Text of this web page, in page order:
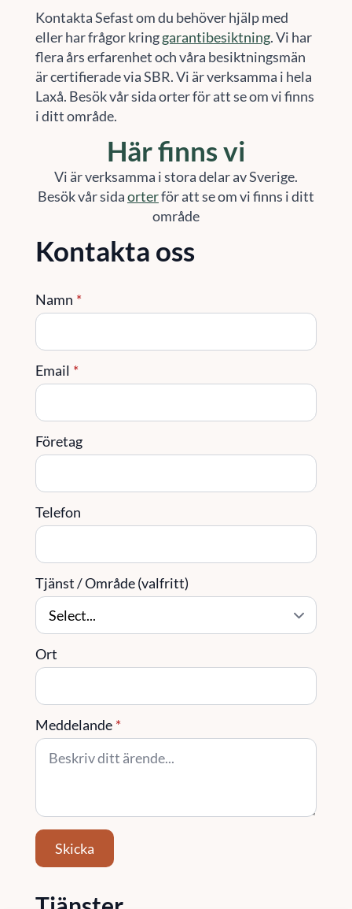
Kontakta Sefast om du behöver hjälp med
eller har frågor kringgarantibesiktning. Vi har
flera års erfarenhet och våra besiktningsmän
är certifierade via SBR. Vi är verksamma i hela
Laxå. Besök vår sida orter för att se om vi finns
i ditt område.
Här finns vi
Vi är verksamma i stora delar av Sverige.
Besök vår sidaorterför att se om vi finns i ditt
område
Kontakta oss
Namn *
Email *
Företag
Telefon
Tjänst / Område (valfritt)
Ort
Meddelande *
Skicka